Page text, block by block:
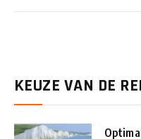
KEUZE VAN DE